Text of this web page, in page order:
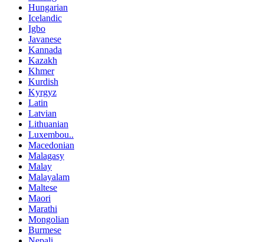
Hungarian
Icelandic
Igbo
Javanese
Kannada
Kazakh
Khmer
Kurdish
Kyrgyz
Latin
Latvian
Lithuanian
Luxembou..
Macedonian
Malagasy
Malay
Malayalam
Maltese
Maori
Marathi
Mongolian
Burmese